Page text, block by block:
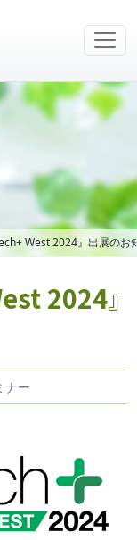
West 2024』出展のお
2024』
ナー